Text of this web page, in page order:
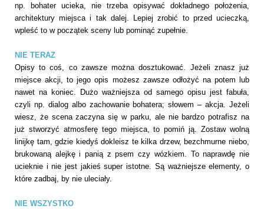
np. bohater ucieka, nie trzeba opisywać dokładnego położenia,
architektury miejsca i tak dalej. Lepiej zrobić to przed ucieczką,
wpleść to w początek sceny lub pominąć zupełnie.
NIE TERAZ
Opisy to coś, co zawsze można dosztukować. Jeżeli znasz już
miejsce akcji, to jego opis możesz zawsze odłożyć na potem lub
nawet na koniec. Dużo ważniejsza od samego opisu jest fabuła,
czyli np. dialog albo zachowanie bohatera; słowem – akcja. Jeżeli
wiesz, że scena zaczyna się w parku, ale nie bardzo potrafisz na
już stworzyć atmosferę tego miejsca, to pomiń ją. Zostaw wolną
linijkę tam, gdzie kiedyś dokleisz te kilka drzew, bezchmurne niebo,
brukowaną alejkę i panią z psem czy wózkiem. To naprawdę nie
ucieknie i nie jest jakieś super istotne. Są ważniejsze elementy, o
które zadbaj, by nie uleciały.
NIE WSZYSTKO